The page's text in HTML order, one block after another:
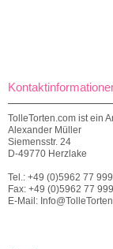
TolleTorten.com ist ein
Alexander Müller
Siemensstr. 24
D-49770 Herzlake
Tel.: +49 (0)5962 77
Fax: +49 (0)5962 77
E-Mail: